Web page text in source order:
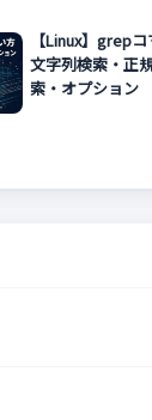
【Linux】grep
文字列検索・正
索・オプション